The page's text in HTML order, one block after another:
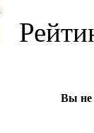
Вы не